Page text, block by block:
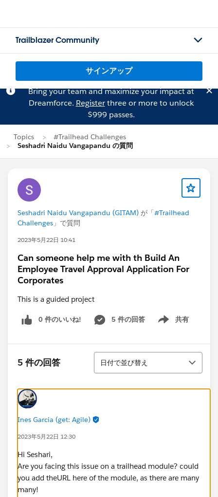
Trailblazer Community
サインアップ
Bring your team and maximize your impact at
Dreamforce. Registerthree or more to unlock
$999 passes.
Topics
#Trailhead Challenges
Seshadri Naidu Vangapandu の質問
Seshadri Naidu Vangapandu (GITAM) が「#Trailhead
Challenges 」で質問
2023年5月22日 10:41
Can someone help me with th Build An
Employee Travel Approval Application For
Corporates
This is a guided project
0 件のいいね! 5 件の回答 共有
Show menu
5 件の回答
並び替え
日付で並び替え
Ines Garcia (get: Agile)
2023年5月22日 12:30
Hi Seshari,
Are you facing this issue on a trailhead module? could
you add theURL here of the module, as there are many
many!